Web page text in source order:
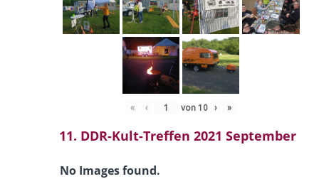
« ‹ von 10 › »
11. DDR-Kult-Treffen 2021 September
No Images found.